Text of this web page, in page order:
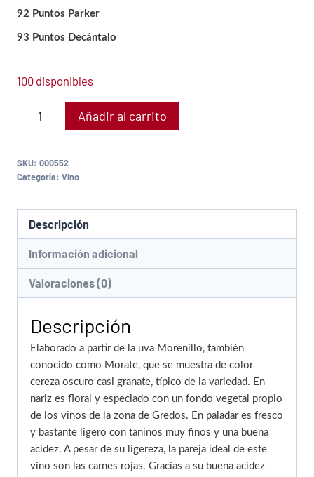
92 Puntos Parker
93 Puntos Decántalo
100 disponibles
Añadir al carrito
SKU: 000552
Categoría: Vino
Descripción
Información adicional
Valoraciones (0)
Descripción
Elaborado a partir de la uva Morenillo, también
conocido como Morate, que se muestra de color
cereza oscuro casi granate, típico de la variedad. En
nariz es floral y especiado con un fondo vegetal propio
de los vinos de la zona de Gredos. En paladar es fresco
y bastante ligero con taninos muy finos y una buena
acidez. A pesar de su ligereza, la pareja ideal de este
vino son las carnes rojas. Gracias a su buena acidez